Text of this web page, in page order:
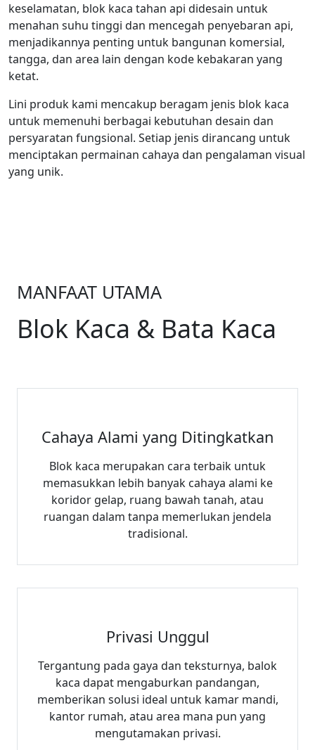
keselamatan, blok kaca tahan api didesain untuk
menahan suhu tinggi dan mencegah penyebaran api,
menjadikannya penting untuk bangunan komersial,
tangga, dan area lain dengan kode kebakaran yang
ketat.
Lini produk kami mencakup beragam jenis blok kaca
untuk memenuhi berbagai kebutuhan desain dan
persyaratan fungsional. Setiap jenis dirancang untuk
menciptakan permainan cahaya dan pengalaman visual
yang unik.
MANFAAT UTAMA
Blok Kaca & Bata Kaca
Cahaya Alami yang Ditingkatkan
Blok kaca merupakan cara terbaik untuk
memasukkan lebih banyak cahaya alami ke
koridor gelap, ruang bawah tanah, atau
ruangan dalam tanpa memerlukan jendela
tradisional.
Privasi Unggul
Tergantung pada gaya dan teksturnya, balok
kaca dapat mengaburkan pandangan,
memberikan solusi ideal untuk kamar mandi,
kantor rumah, atau area mana pun yang
mengutamakan privasi.